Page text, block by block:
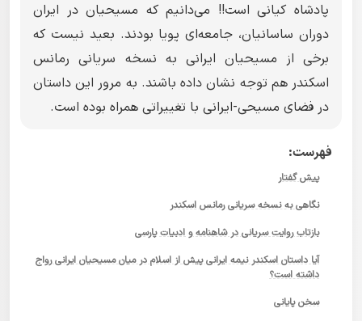
پادشاه کیانی است!! می‌دانیم که مسیحیان در ایران
دوران ساسانیان، جامعه‌ای پویا بودند. بعید نیست که
برخی از مسیحیان ایرانی به نسخه سریانی رمانس
اسکندر هم توجه نشان داده باشند. به مرور این داستان
در فضای مسیحی-ایرانی با تغییراتی همراه بوده است.
فهرست:
پیش گفتار
نگاهی به نسخه سریانی رمانس اسکندر
بازتاب روایت سریانی در شاهنامه و ادبیات پارسی
آیا داستان اسکندر نیمه ایرانی پیش از اسلام در میان مسیحیان ایرانی رواج
داشته است؟
سخن پایانی